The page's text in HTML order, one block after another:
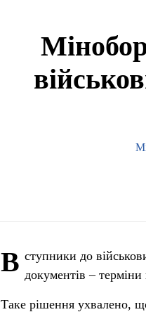
В ступники до
документів –
Таке рішення ухвалено,